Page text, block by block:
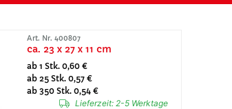
Art. Nr. 400807
ca. 23 x 27 x 11 cm
ab 1 Stk. 0,60 €
ab 25 Stk. 0,57 €
ab 350 Stk. 0,54 €
Lieferzeit: 2-5 Werktage